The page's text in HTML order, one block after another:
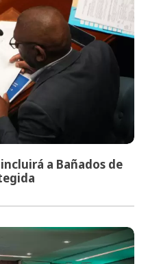
a Bañados de